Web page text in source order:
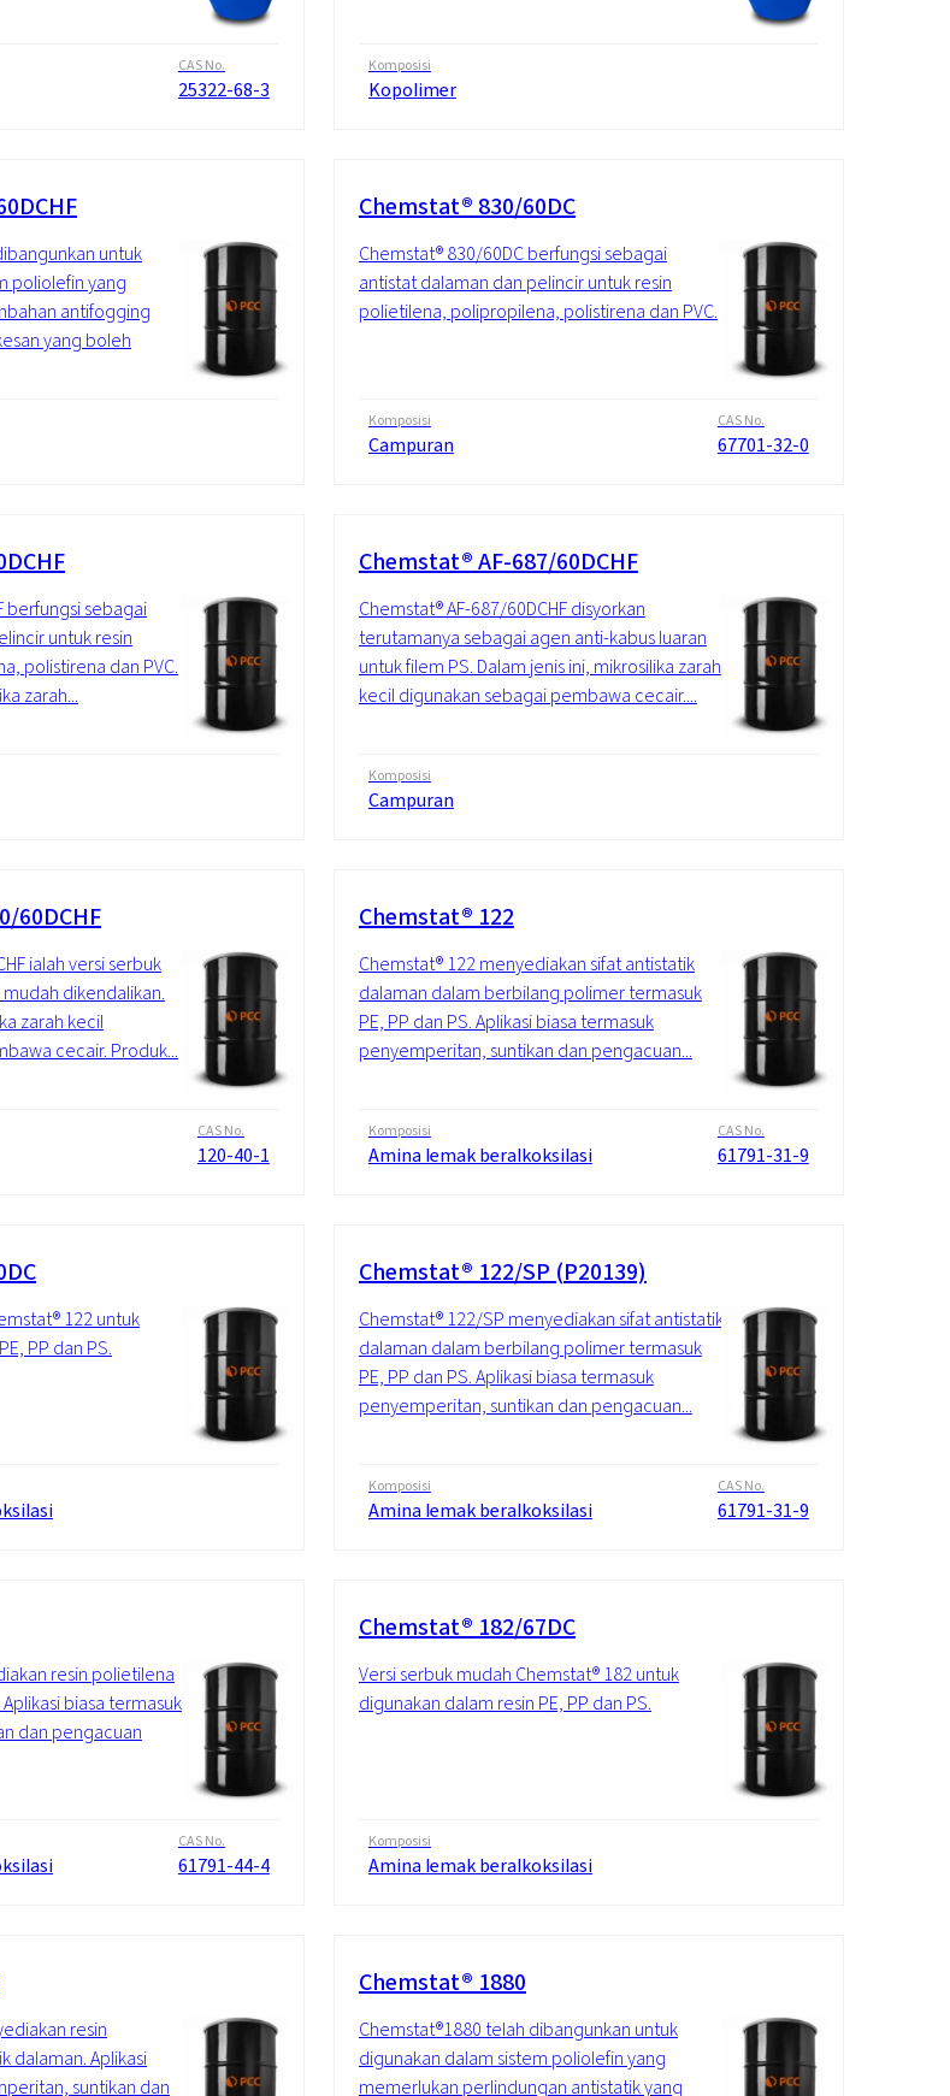
CAS No.
25322-68-3
Komposisi
Kopolimer
untuk
poliolefin yang
antifogging
yang boleh
Chemstat® 830/60DC
Chemstat® 830/60DC berfungsi sebagai
antistat dalaman dan pelincir untuk resin
polietilena, polipropilena, polistirena dan PVC.
Komposisi
Campuran
CAS No.
67701-32-0
berfungsi sebagai
untuk resin
polistirena dan PVC.
zarah...
Chemstat® AF-687/60DCHF
Chemstat® AF-687/60DCHF disyorkan
terutamanya sebagai agen anti-kabus luaran
untuk filem PS. Dalam jenis ini, mikrosilika zarah
kecil digunakan sebagai pembawa cecair....
Komposisi
Campuran
60DCHF
ialah versi serbuk
dikendalikan.
zarah kecil
cecair. Produk...
CAS No.
120-40-1
Chemstat® 122
Chemstat® 122 menyediakan sifat antistatik
dalaman dalam berbilang polimer termasuk
PE, PP dan PS. Aplikasi biasa termasuk
penyemperitan, suntikan dan pengacuan...
Komposisi
Amina lemak beralkoksilasi
CAS No.
61791-31-9
122 untuk
PP dan PS.
Chemstat® 122/SP (P20139)
Chemstat® 122/SP menyediakan sifat antistatik
dalaman dalam berbilang polimer termasuk
PE, PP dan PS. Aplikasi biasa termasuk
penyemperitan, suntikan dan pengacuan...
Komposisi
Amina lemak beralkoksilasi
CAS No.
61791-31-9
resin polietilena
biasa termasuk
dan pengacuan
CAS No.
61791-44-4
Chemstat® 182/67DC
Versi serbuk mudah Chemstat® 182 untuk
digunakan dalam resin PE, PP dan PS.
Komposisi
Amina lemak beralkoksilasi
resin
dalaman. Aplikasi
suntikan dan
Chemstat® 1880
Chemstat®1880 telah dibangunkan untuk
digunakan dalam sistem poliolefin yang
memerlukan perlindungan antistatik yang